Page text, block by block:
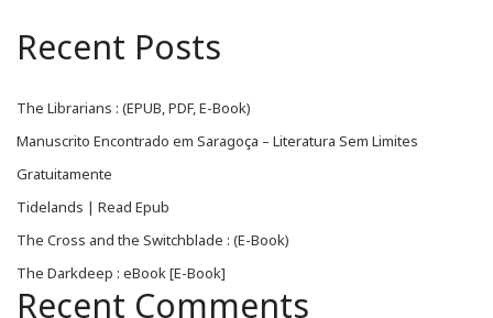
Recent Posts
The Librarians : (EPUB, PDF, E-Book)
Manuscrito Encontrado em Saragoça – Literatura Sem Limites
Gratuitamente
Tidelands | Read Epub
The Cross and the Switchblade : (E-Book)
The Darkdeep : eBook [E-Book]
Recent Comments